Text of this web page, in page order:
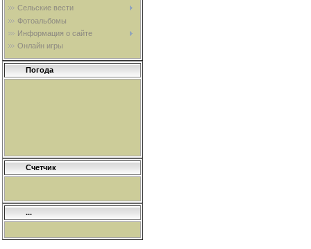
Сельские вести
Фотоальбомы
Информация о сайте
Онлайн игры
Погода
Счетчик
...